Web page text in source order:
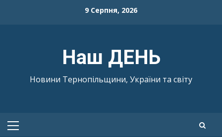
9 Серпня, 2026
Наш ДЕНЬ
Новини Тернопільщини, України та світу
Primary